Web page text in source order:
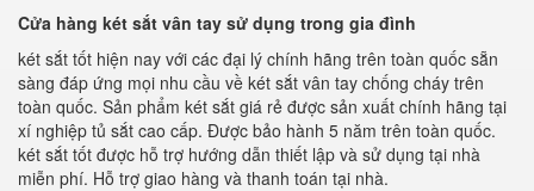
Cửa hàng két sắt vân tay sử dụng trong gia đình
két sắt tốt hiện nay với các đại lý chính hãng trên toàn quốc sẵn
sàng đáp ứng mọi nhu cầu về két sắt vân tay chống cháy trên
toàn quốc. Sản phẩm két sắt giá rẻ được sản xuất chính hãng tại
xí nghiệp tủ sắt cao cấp. Được bảo hành 5 năm trên toàn quốc.
két sắt tốt được hỗ trợ hướng dẫn thiết lập và sử dụng tại nhà
miễn phí. Hỗ trợ giao hàng và thanh toán tại nhà.